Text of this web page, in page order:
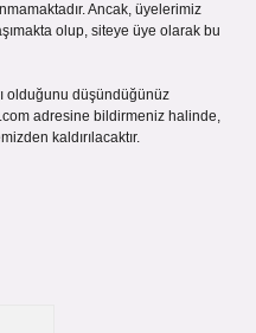
Ancak, üyelerimiz
olup, siteye üye olarak bu
olduğunu düşündüğünüz
adresine bildirmeniz halinde,
kaldırılacaktır.